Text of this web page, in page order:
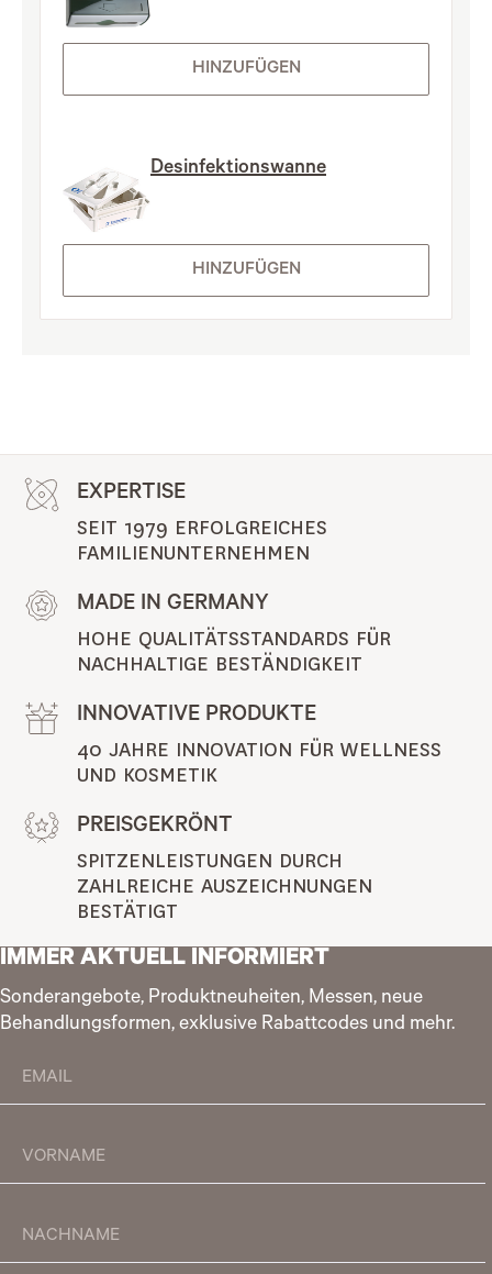
HINZUFÜGEN
Desinfektionswanne
HINZUFÜGEN
EXPERTISE
SEIT 1979 ERFOLGREICHES
FAMILIENUNTERNEHMEN
MADE IN GERMANY
HOHE QUALITÄTSSTANDARDS FÜR
NACHHALTIGE BESTÄNDIGKEIT
INNOVATIVE PRODUKTE
40 JAHRE INNOVATION FÜR WELLNESS
UND KOSMETIK
PREISGEKRÖNT
SPITZENLEISTUNGEN DURCH
ZAHLREICHE AUSZEICHNUNGEN
BESTÄTIGT
IMMER AKTUELL INFORMIERT
Sonderangebote, Produktneuheiten, Messen, neue
Behandlungsformen, exklusive Rabattcodes und mehr.